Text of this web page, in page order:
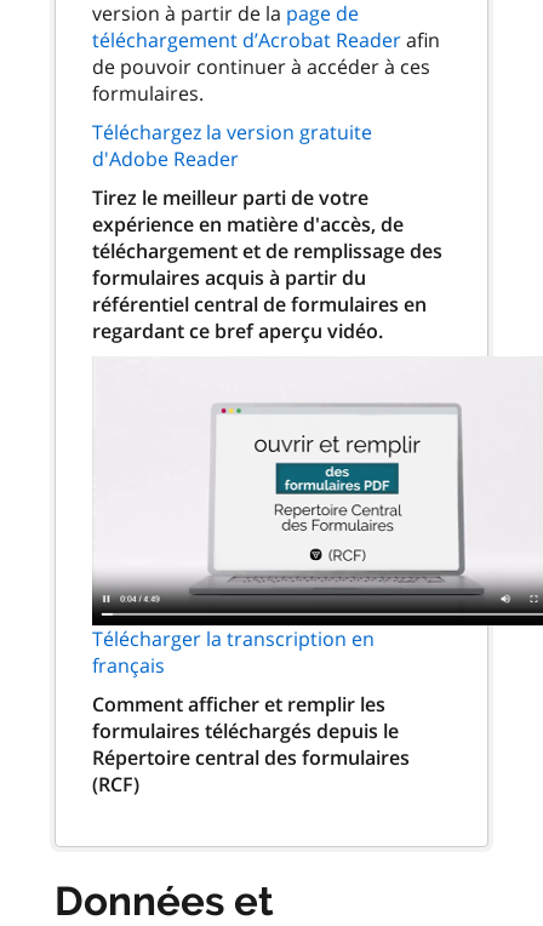
version à partir de la page de
téléchargement d’Acrobat Readerafin
de pouvoir continuer à accéder à ces
formulaires.
Téléchargez la version gratuite
d'Adobe Reader
Tirez le meilleur parti de votre
expérience en matière d'accès, de
téléchargement et de remplissage des
formulaires acquis à partir du
référentiel central de formulaires en
regardant ce bref aperçu vidéo.
Télécharger la transcription en
français
Comment afficher et remplir les
formulaires téléchargés depuis le
Répertoire central des formulaires
(RCF)
Données et